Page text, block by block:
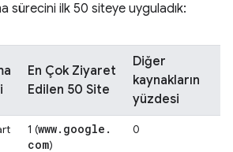
sürecini ilk 50 siteye uyguladık:
En Çok Ziyaret
Edilen 50 Site
Diğer
kaynakların
yüzdesi
1 (www. google .
com)
0